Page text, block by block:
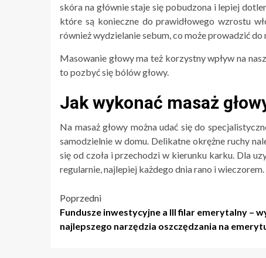
skóra na głównie staje się pobudzona i lepiej
które są konieczne do prawidłowego wzrostu
również wydzielanie sebum, co może prowadzić do
Masowanie głowy ma też korzystny wpływ na
to pozbyć się bólów głowy.
Jak wykonać masaż
Na masaż głowy można udać się do
samodzielnie w domu. Delikatne okrężne ruchy
się od czoła i przechodzi w kierunku karku. Dla
regularnie, najlepiej każdego dnia rano i wieczorem.
Nawigacja
wpisu
Poprzedni
Fundusze inwestycyjne a III filar emerytalny –
najlepszego narzędzia oszczędzania na